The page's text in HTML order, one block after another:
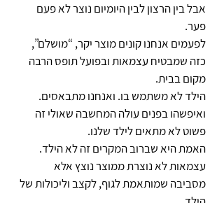
אבל בין הרצון לבין היומיום נוצר לא פעם
פער.
לפעמים אנחנו קונים מוצר יקר, “מושלם”,
כזה שמבטיח עצמאות ובפועל תופס הרבה
מקום בבית.
הילד לא משתמש בו. ואנחנו מתבאסים.
ואיפשהו בפנים עולה המחשבה שאולי זה
פשוט לא מתאים לילד שלנו.
האמת היא שברוב המקרים זה לא הילד.
עצמאות לא נוצרת ממוצר נוצץ אלא
מסביבה שמותאמת לגוף, לקצב וליכולות של